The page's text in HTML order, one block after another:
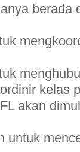
berada
kelas
akan
untuk